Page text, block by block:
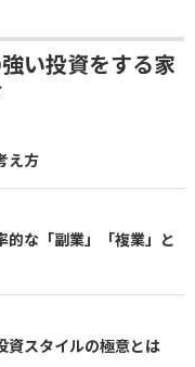
い投資をする家
え方
的な「副業」「複業」と
資スタイルの極意とは